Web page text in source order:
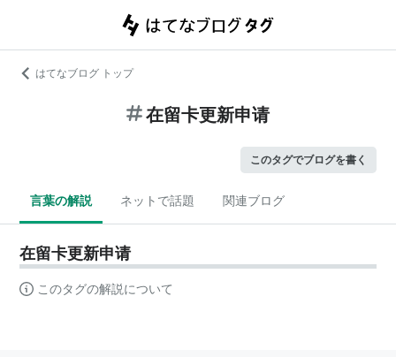
はてなブログ トップ
在留卡更新申请
このタグでブログを書く
言葉の解説 ネットで話題 関連ブログ
在留卡更新申请
このタグの解説について